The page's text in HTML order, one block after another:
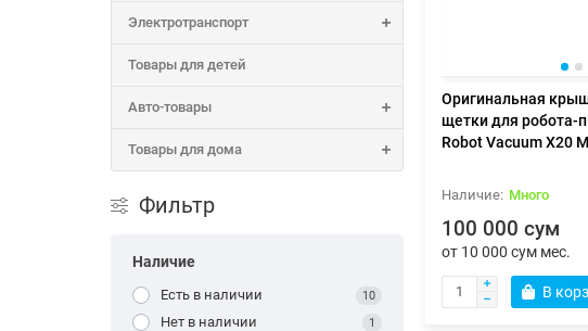
Электротранспорт
Товары для детей
Авто-товары
Товары для дома
Фильтр
Наличие
Есть в наличии 10
Нет в наличии 1
Оригинальная
щетки для робота-
Robot Vacuum X20
Много
100 000 сум
от 10 000 сум мес.
В